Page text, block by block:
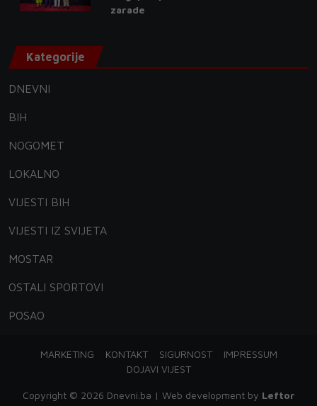
zarade
Kategorije
DNEVNI
BIH
NOGOMET
LOKALNO
VIJESTI BIH
VIJESTI IZ SVIJETA
MOSTAR
OSTALI SPORTOVI
POSAO
MARKETING KONTAKT SIGURNOST
IMPRESSUM
DOJAVI VIJEST
Copyright © 2026 Dnevni.ba | Web development by Leftor